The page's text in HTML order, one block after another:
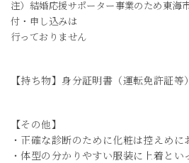
注）結婚応援サポーター事業のため東海
付・申し込みは
行っておりません
【持ち物】身分証明書（運転免許証等
【その他】
・正確な診断のために化粧は控えめに
・体型の分かりやすい服装に上着と